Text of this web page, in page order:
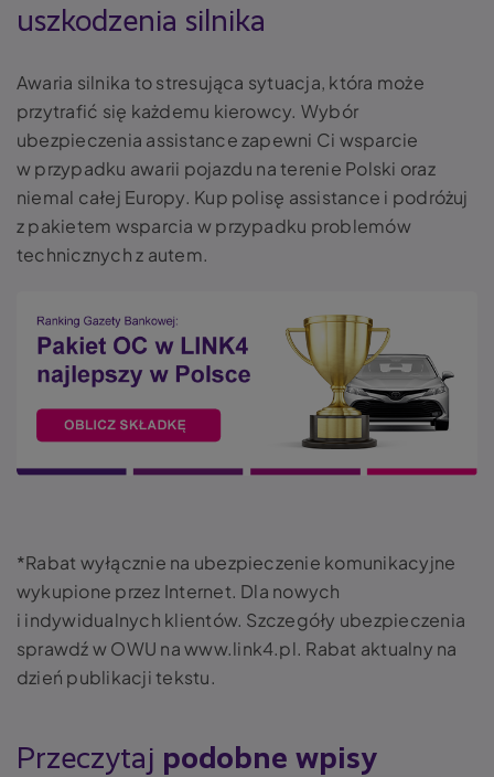
uszkodzenia silnika
Awaria silnika to stresująca sytuacja, która może
przytrafić się każdemu kierowcy. Wybór
ubezpieczenia assistance zapewni Ci wsparcie
w przypadku awarii pojazdu na terenie Polski oraz
niemal całej Europy. Kup polisę assistance i podróżuj
z pakietem wsparcia w przypadku problemów
technicznych z autem.
*Rabat wyłącznie na ubezpieczenie komunikacyjne
wykupione przez Internet. Dla nowych
i indywidualnych klientów. Szczegóły ubezpieczenia
sprawdź w OWU na www.link4.pl. Rabat aktualny na
dzień publikacji tekstu.
Przeczytaj podobne wpisy